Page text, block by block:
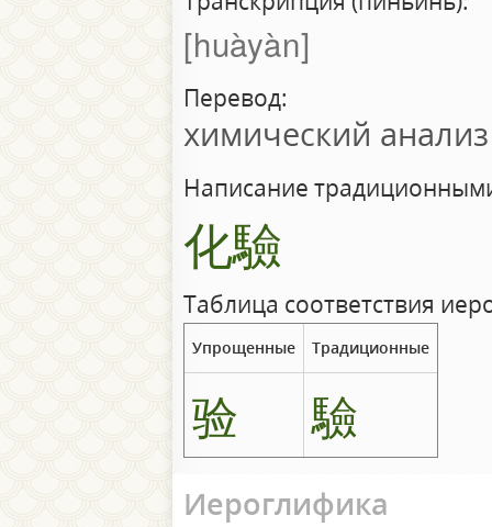
huàyàn
Перевод:
химический анализ
Написание
化驗
Таблица соответствия
Упрощенные Традиционные
验 驗
Иероглифика